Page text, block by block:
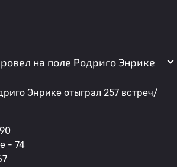
на поле Родриго Энрике
Энрике отыграл 257 встреч/
- 74